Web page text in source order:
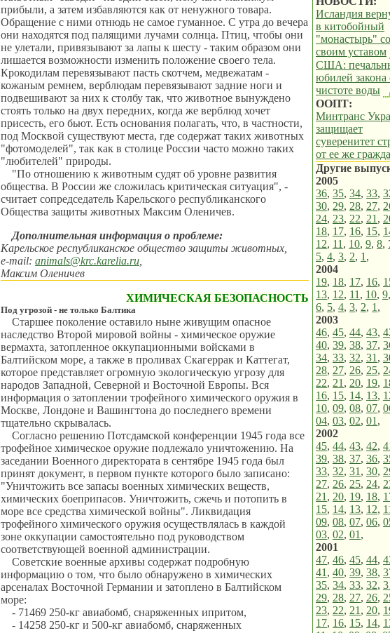
Исландия
в китобойный
"монастырь" со
своим уставом
США:
юбилей закона
чистоте воды
ООПТ:
Минтранс
защищает
суверенитет
от ее же
Другие
2005
36, 35, 34, 33,
30, 29, 28, 27,
24, 23, 22, 21 ,
18, 17, 16, 15,
12, 11 , 10, 9, 8,
5, 4, 3, 2, 1 ,
2004
19, 18, 17, 16,
13, 12, 11 , 10, 9,
6, 5, 4, 3, 2, 1 ,
2003
46, 45, 44, 43,
40, 39, 38, 37,
34, 33, 32, 31 ,
28, 27, 26, 25,
22, 21 , 20, 19,
16, 15, 14, 13,
10, 09, 08, 07,
04, 03, 02, 01 ,
2002
45, 44, 43, 42,
39, 38, 37, 36,
33, 32, 31 , 30,
27, 26, 25, 24,
21 , 20, 19, 18,
15, 14, 13, 12,
09, 08, 07, 06,
03, 02, 01 ,
2001
47, 46, 45, 44,
41 , 40, 39, 38,
35, 34, 33, 32,
29, 28, 27, 26,
23, 22, 21 , 20,
17, 16, 15, 14,
прибыли, а затем избавляются как от ненужного товара.
Обращение с ними отнюдь не самое гуманное. С утра до вечера
они находятся под палящими лучами солнца. Птиц, чтобы они
не улетали, привязывают за лапы к шесту - таким образом они
лишается возможности изменить положение своего тела.
Крокодилам перевязывают пасть скотчем, медвежатам -
кожаным ремнем, верблюдам перевязывают задние ноги и
подвешивают за них к столбу так, что животное вынуждено
стоять только на двух передних, когда же верблюд хочет
присесть, его бьют. Есть основания полагать, что, в частности,
под Москвой существуют места, где содержат таких животных
"фотомоделей", так как в столице России часто можно таких
"любителей" природы.
"По отношению к животным судят об уровне развития
общества. В России же сложилась критическая ситуация", -
считает сопредседатель Карельского республиканского
Общества защиты животных Максим Оленичев.
Дополнительная информация о проблеме:
Карельское республиканское общество защиты животных,
e-mail: animals@krc.karelia.ru
Максим Оленичев
ХИМИЧЕСКАЯ БЕЗОПАСНОСТЬ
Под угрозой - не только Балтика
Старшее поколение оставило ныне живущим опасное
наследство Второй мировой войны - химическое оружие
вермахта, затопленное оккупационными войсками в
Балтийском море, а также в проливах Скагеррак и Каттегат,
которое представляет огромную экологическую угрозу для
народов Западной, Северной и Восточной Европы. Вся
информация о затоплении трофейного химического оружия в
Москве, Лондоне и Вашингтона до последнего времени
тщательно скрывалась.
Согласно решению Потсдамской конференции 1945 года все
трофейное химическое оружие подлежало уничтожению. На
заседании Военного директората в сентябре 1945 года был
принят документ, в первом пункте которого было записано:
"Уничтожить все запасы военных химических веществ,
химических боеприпасов. Уничтожить, сжечь и потопить в
море все средства химической войны". Ликвидация
трофейного химического оружия осуществлялась в каждой
зоне оккупации самостоятельно под руководством
соответствующей военной администрации.
Советские военные архивы содержат подробную
информацию о том, что было обнаружено в химических
арсеналах Восточной Германии и затоплено в Балтийском
море:
- 71469 250-кг авиабомб, снаряженных ипритом,
- 14258 250-кг и 500-кг авиабомб, снаряженных